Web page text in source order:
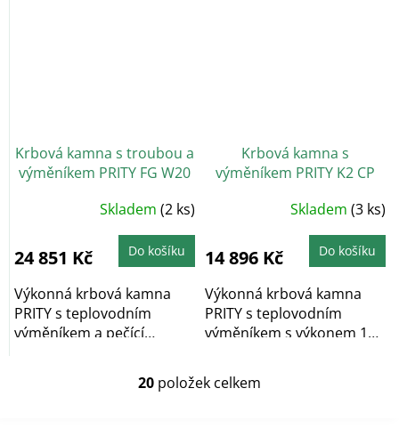
Krbová kamna s troubou a
výměníkem PRITY FG W20
Skladem (2 ks)
24 851 Kč Do košíku
Výkonná krbová kamna
PRITY s teplovodním
výměníkem a pečící
Krbová kamna s
výměníkem PRITY K2 CP
5,0
z
hvězdiček.
Skladem(3 ks)
14 896 Kč Do košíku
Výkonná krbová kamna
PRITY s teplovodním
výměníkem s výkonem 15
O
20 položek celkem